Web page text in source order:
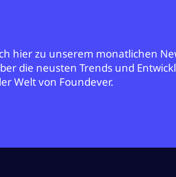
hier zu unserem monatlichen
die neusten Trends und
Welt von Foundever.